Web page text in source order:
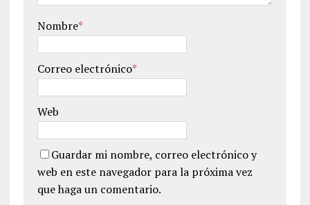
Nombre*
Correo electrónico*
Web
Guardar mi nombre, correo electrónico y
web en este navegador para la próxima vez
que haga un comentario.